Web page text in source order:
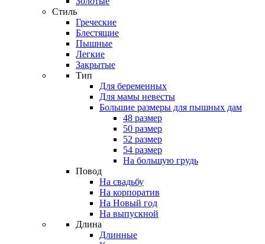
Стиль
Греческие
Блестящие
Пышные
Легкие
Закрытые
Тип
Для беременных
Для мамы невесты
Большие размеры для пышных дам
48 размер
50 размер
52 размер
54 размер
На большую грудь
Повод
На свадьбу
На корпоратив
На Новый год
На выпускной
Длина
Длинные